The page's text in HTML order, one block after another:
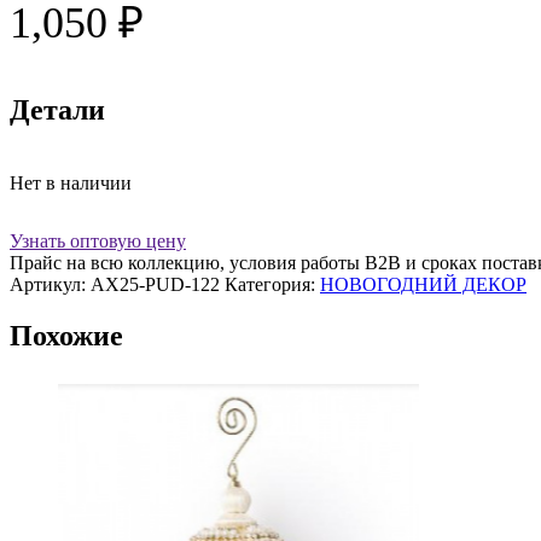
1,050 ₽
Детали
Нет в наличии
Узнать оптовую цену
Прайс на всю коллекцию, условия работы В2В и сроках
Артикул: AX25-PUD-122 Категория: НОВОГОДНИЙ ДЕКОР
Похожие